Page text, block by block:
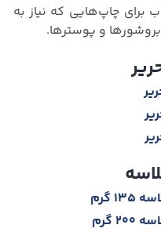
برای چاپ‌هایی که نیاز به
بروشورها و پوسترها.